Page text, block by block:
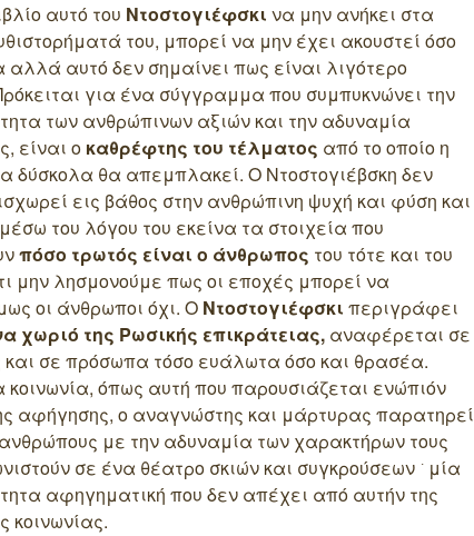
αυτό του Ντοστογιέφσκι να μην ανήκει στα
του, μπορεί να μην έχει ακουστεί όσο
αλλά αυτό δεν σημαίνει πως είναι λιγότερο
για ένα σύγγραμμα που συμπυκνώνει την
των ανθρώπινων αξιών και την αδυναμία
είναι ο καθρέφτης του τέλματος από το οποίο η
δύσκολα θα απεμπλακεί. Ο Ντοστογιέβσκη δεν
εις βάθος στην ανθρώπινη ψυχή και φύση και
του λόγου του εκείνα τα στοιχεία που
πόσο τρωτός είναι ο άνθρωπος του τότε και του
μην λησμονούμε πως οι εποχές μπορεί να
οι άνθρωποι όχι. Ο Ντοστογιέφσκι περιγράφει
χωριό της Ρωσικής επικράτειας, αναφέρεται σε
σε πρόσωπα τόσο ευάλωτα όσο και θρασέα.
όπως αυτή που παρουσιάζεται ενώπιόν
αφήγησης, ο αναγνώστης και μάρτυρας παρατηρεί
με την αδυναμία των χαρακτήρων τους
σε ένα θέατρο σκιών και συγκρούσεων ͘ μία
αφηγηματική που δεν απέχει από αυτήν της
κοινωνίας.